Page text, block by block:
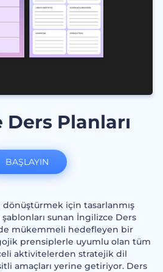
Planları
için tasarlanmış
sunan İngilizce Ders
mükemmeli hedefleyen bir
prensiplerle uyumlu olan tüm
aktivitelerden stratejik dil
amaçları yerine getiriyor. Ders
BAŞLAYIN